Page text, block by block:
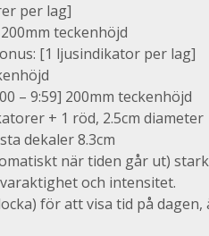
per lag]
teckenhöjd
[1 ljusindikator per lag]
– 9:59] 200mm teckenhöjd
+ 1 röd, 2.5cm diameter
dekaler 8.3cm
när tiden går ut)
och intensitet.
för att visa tid på dagen,